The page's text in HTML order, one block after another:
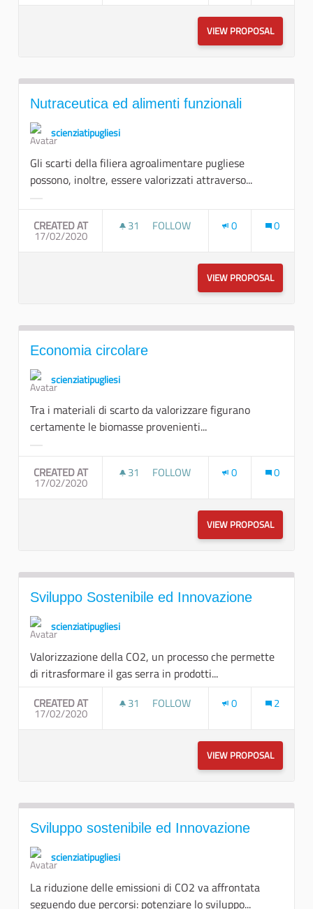
VIEW PROPOSALUN
Nutraceutica ed alimenti funzionali
scienziatipugliesi
Gli scarti della filiera agroalimentare pugliese
possono, inoltre, essere valorizzati attraverso...
CREATED AT
17/02/2020
31 31 FOLLOWERS
FOLLOW 0 0
VIEW PROPOSAL
Economia circolare
scienziatipugliesi
Tra i materiali di scarto da valorizzare figurano
certamente le biomasse provenienti...
CREATED AT
17/02/2020
31 31 FOLLOWERS
FOLLOW 0 0
VIEW PROPOSAL
Sviluppo Sostenibile ed Innovazione
scienziatipugliesi
Valorizzazione della CO2, un processo che permette
di ritrasformare il gas serra in prodotti...
CREATED AT
17/02/2020
31 31 FOLLOWERS
FOLLOW 0 2
VIEW PROPOSAL
Sviluppo sostenibile ed Innovazione
scienziatipugliesi
La riduzione delle emissioni di CO2 va affrontata
seguendo due percorsi: potenziare lo sviluppo...